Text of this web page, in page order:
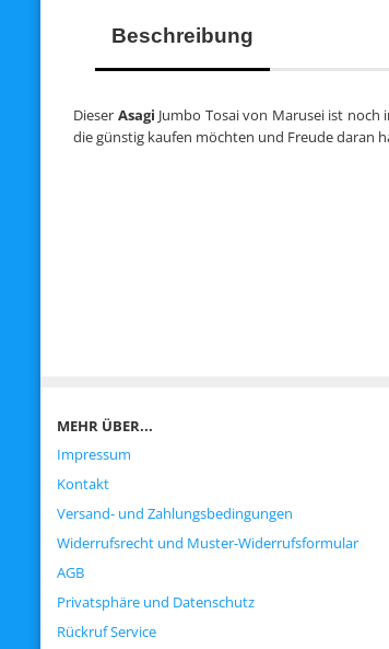
Beschreibung
Dieser Asagi Jumbo Tosai von Marusei ist noch
die günstig kaufen möchten und Freude daran
MEHR ÜBER...
Impressum
Kontakt
Versand- und Zahlungsbedingungen
Widerrufsrecht und Muster-Widerrufsformular
AGB
Privatsphäre und Datenschutz
Rückruf Service